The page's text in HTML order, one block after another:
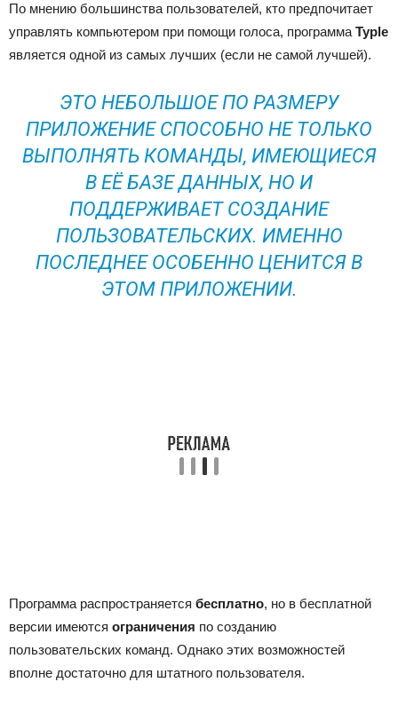
По мнению большинства пользователей, кто предпочитает
управлять компьютером при помощи голоса, программа Typle
является одной из самых лучших (если не самой лучшей).
ЭТО НЕБОЛЬШОЕ ПО РАЗМЕРУ
ПРИЛОЖЕНИЕ СПОСОБНО НЕ ТОЛЬКО
ВЫПОЛНЯТЬ КОМАНДЫ, ИМЕЮЩИЕСЯ
В ЕЁ БАЗЕ ДАННЫХ, НО И
ПОДДЕРЖИВАЕТ СОЗДАНИЕ
ПОЛЬЗОВАТЕЛЬСКИХ. ИМЕННО
ПОСЛЕДНЕЕ ОСОБЕННО ЦЕНИТСЯ В
ЭТОМ ПРИЛОЖЕНИИ.
Программа распространяется бесплатно, но в бесплатной
версии имеются ограничения по созданию
пользовательских команд. Однако этих возможностей
вполне достаточно для штатного пользователя.